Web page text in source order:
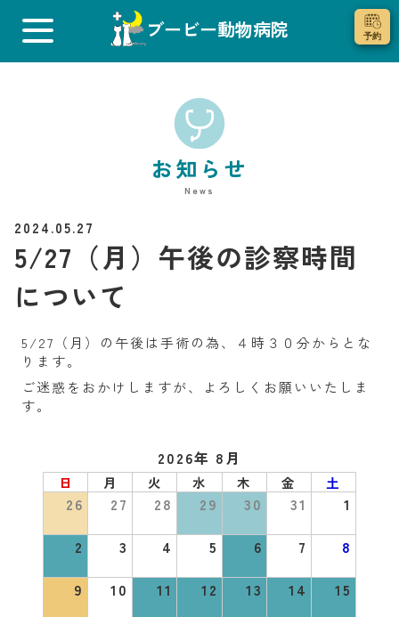
ブービー動物病院
お知らせ
News
2024.05.27
5/27（月）午後の診察時間
について
5/27（月）の午後は手術の為、４時３０分からとな
ります。
ご迷惑をおかけしますが、よろしくお願いいたしま
す。
2026年 8月
日 月 火 水 木 金 土
26 27 28 29 30 31
1
2
3 4 5 6 7
8
9
10 11 12 13 14
15